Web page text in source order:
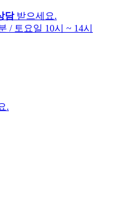
담받으세요.
/ 토요일 10시 ~ 14시
.